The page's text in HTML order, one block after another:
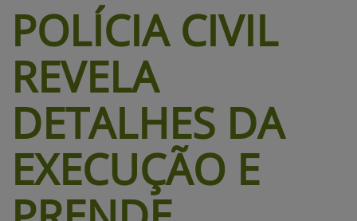
POLÍCIA CIVIL
REVELA
DETALHES DA
EXECUÇÃO E